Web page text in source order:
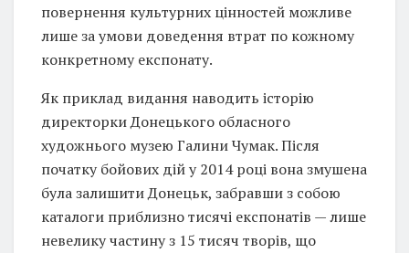
повернення культурних цінностей можливе
лише за умови доведення втрат по кожному
конкретному експонату.
Як приклад видання наводить історію
директорки Донецького обласного
художнього музею Галини Чумак. Після
початку бойових дій у 2014 році вона змушена
була залишити Донецьк, забравши з собою
каталоги приблизно тисячі експонатів — лише
невелику частину з 15 тисяч творів, що